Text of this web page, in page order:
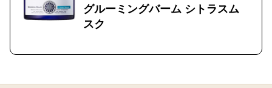
グルーミングバーム シトラスム
スク